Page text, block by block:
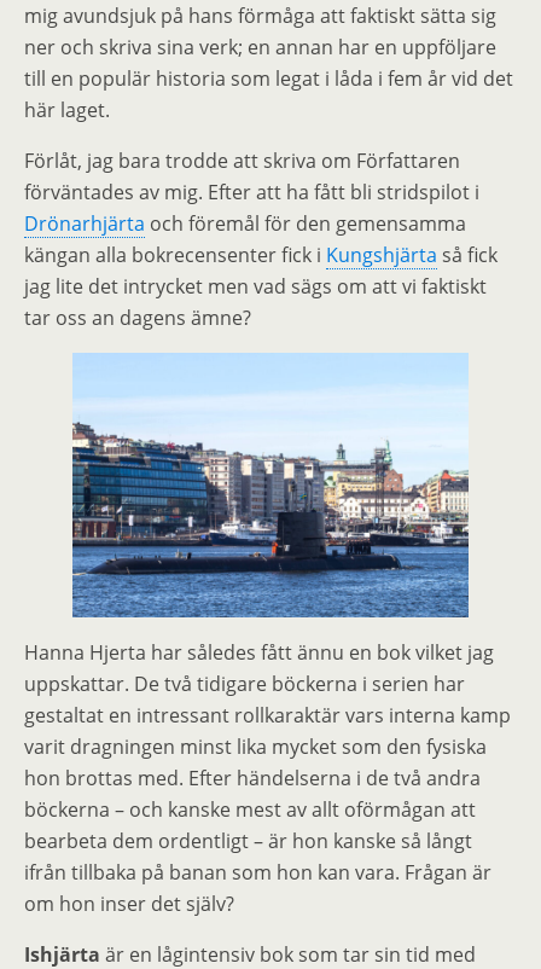
mig avundsjuk på hans förmåga att faktiskt sätta sig
ner och skriva sina verk; en annan har en uppföljare
till en populär historia som legat i låda i fem år vid det
här laget.
Förlåt, jag bara trodde att skriva om Författaren
förväntades av mig. Efter att ha fått bli stridspilot i
Drönarhjärta och föremål för den gemensamma
kängan alla bokrecensenter fick i Kungshjärta så fick
jag lite det intrycket men vad sägs om att vi faktiskt
tar oss an dagens ämne?
Hanna Hjerta har således fått ännu en bok vilket jag
uppskattar. De två tidigare böckerna i serien har
gestaltat en intressant rollkaraktär vars interna kamp
varit dragningen minst lika mycket som den fysiska
hon brottas med. Efter händelserna i de två andra
böckerna – och kanske mest av allt oförmågan att
bearbeta dem ordentligt – är hon kanske så långt
ifrån tillbaka på banan som hon kan vara. Frågan är
om hon inser det själv?
Ishjärta är en lågintensiv bok som tar sin tid med